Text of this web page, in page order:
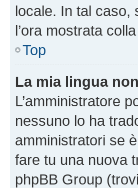
locale. In tal caso,
l’ora mostrata
Top
La mia lingua
L’amministratore
nessuno lo ha
amministratori se
fare tu una nuova
phpBB Group